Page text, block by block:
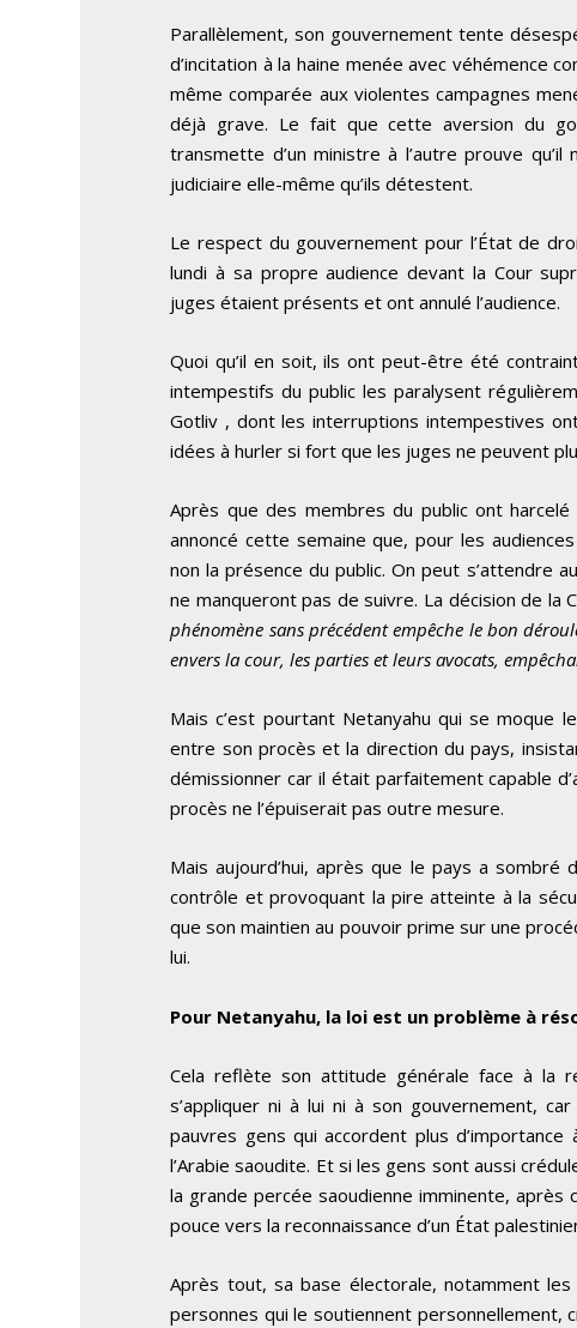
Parallèlement, son gouvernement tente
d’incitation à la haine menée avec véhémence
même comparée aux violentes campagnes
déjà grave. Le fait que cette aversion du
transmette d’un ministre à l’autre prouve qu’il
judiciaire elle-même qu’ils détestent.
Le respect du gouvernement pour l’État de
lundi à sa propre audience devant la Cour
juges étaient présents et ont annulé l’audience.
Quoi qu’il en soit, ils ont peut-être été
intempestifs du public les paralysent
Gotliv , dont les interruptions intempestives
idées à hurler si fort que les juges ne peuvent
Après que des membres du public ont
annoncé cette semaine que, pour les
non la présence du public. On peut s’attendre
ne manqueront pas de suivre. La décision de la
phénomène sans précédent empêche le bon
envers la cour, les parties et leurs avocats,
Mais c’est pourtant Netanyahu qui se moque
entre son procès et la direction du pays,
démissionner car il était parfaitement capable
procès ne l’épuiserait pas outre mesure.
Mais aujourd’hui, après que le pays a
contrôle et provoquant la pire atteinte à la
que son maintien au pouvoir prime sur une
lui.
Pour Netanyahu, la loi est un problème à
Cela reflète son attitude générale face à la
s’appliquer ni à lui ni à son gouvernement,
pauvres gens qui accordent plus
l’Arabie saoudite. Et si les gens sont aussi
la grande percée saoudienne imminente,
pouce vers la reconnaissance d’un État
Après tout, sa base électorale, notamment
personnes qui le soutiennent personnellement,